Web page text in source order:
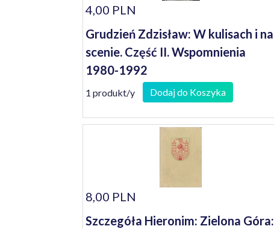
4,00 PLN
Grudzień Zdzisław: W kulisach i na
scenie. Część II. Wspomnienia
1980-1992
1 produkt/y Dodaj do Koszyka
8,00 PLN
Szczegóła Hieronim: Zielona Góra: